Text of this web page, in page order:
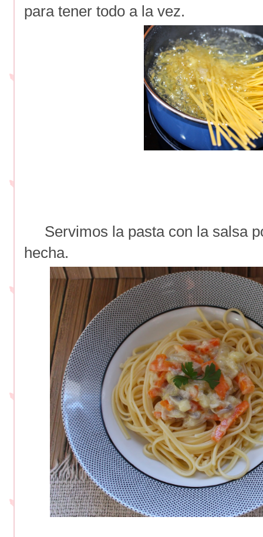
para tener todo a la vez.
Servimos la pasta con la salsa
hecha.